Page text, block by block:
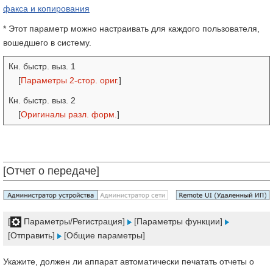
факса и копирования
* Этот параметр можно настраивать для каждого пользователя,
вошедшего в систему.
Кн. быстр. выз. 1
[Параметры 2-стор. ориг.]
Кн. быстр. выз. 2
[Оригиналы разл. форм. ]
[Отчет о передаче]
[ Параметры/Регистрация]
[Параметры функции]
[Отправить]
[Общие параметры]
Укажите, должен ли аппарат автоматически печатать отчеты о